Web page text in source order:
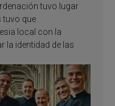
tuvo lugar
tuvo que
local con la
la identidad de las